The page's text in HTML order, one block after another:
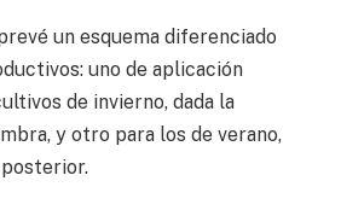
un esquema diferenciado
uno de aplicación
de invierno, dada la
y otro para los de verano,